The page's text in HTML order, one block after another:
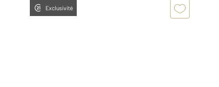
Exclusivité